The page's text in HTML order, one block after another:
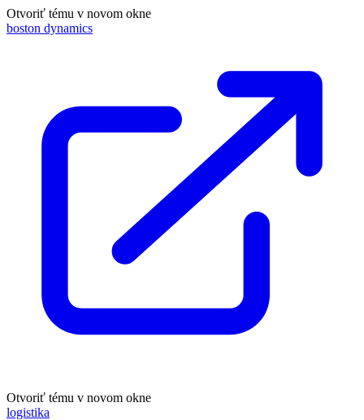
Otvoriť tému v novom okne
boston dynamics
Otvoriť tému v novom okne
logistika